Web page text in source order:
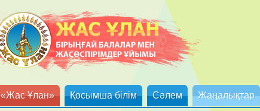
«Жас Ұлан» Қосымша білім Сәлем Жаңалықтар